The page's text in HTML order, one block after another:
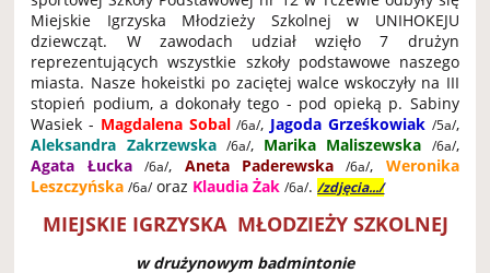
Miejskie Igrzyska Młodzieży Szkolnej w UNIHOKEJU
dziewcząt. W zawodach udział wzięło 7 drużyn
reprezentujących wszystkie szkoły podstawowe naszego
miasta. Nasze hokeistki po zaciętej walce wskoczyły na III
stopień podium, a dokonały tego - pod opieką p. Sabiny
Wasiek - Magdalena Sobal /6a/, Jagoda Grześkowiak /5a/,
Aleksandra Zakrzewska /6a/, Marika Maliszewska /6a/,
Agata Łucka
/6a/, Aneta Paderewska /6a/, Weronika
Leszczyńska /6a/oraz Klaudia Żak /6a/./zdjęcia.../
MIEJSKIE IGRZYSKA MŁODZIEŻY SZKOLNEJ
w drużynowym badmintonie